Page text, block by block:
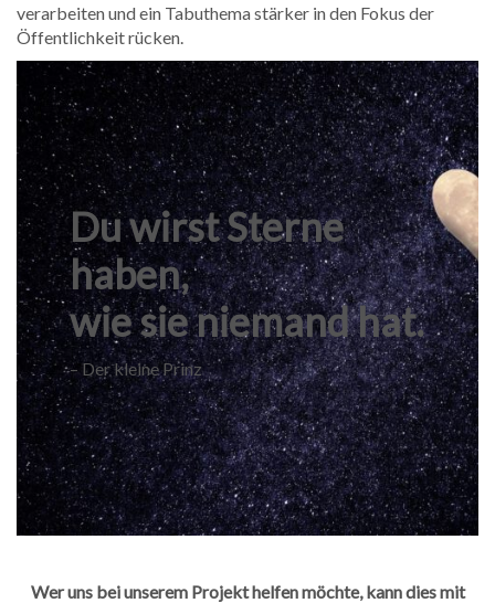
verarbeiten und ein Tabuthema stärker in den Fokus der
Öffentlichkeit rücken.
Du wirst Sterne
haben,
wie sie niemand hat.
– Der kleine Prinz
Wer uns bei unserem Projekt helfen möchte, kann dies mit